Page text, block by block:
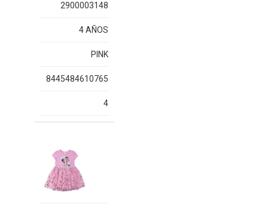
2900003148
4 AÑOS
PINK
8445484610765
4